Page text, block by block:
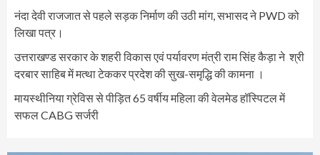
नंदा देवी राजजात से पहले सड़क निर्माण की उठी मांग, सभासद ने PWD को
लिखा पत्र।
उत्तराखण्ड सरकार के शहरी विकास एवं पर्यावरण मंत्री राम सिंह कैड़ा ने श्री
दरबार साहिब में मत्था टेककर प्रदेश की सुख-समृद्धि की कामना ।
मायस्थीनिया ग्रेविस से पीड़ित 65 वर्षीय महिला की वेलमेड हॉस्पिटल में
सफल CABG सर्जरी